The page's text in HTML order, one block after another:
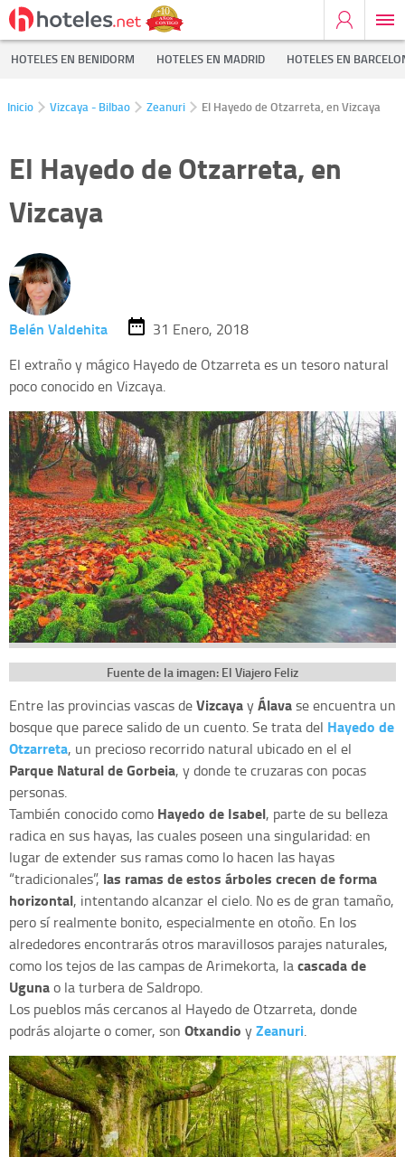
HOTELES EN BENIDORM HOTELES EN MADRID HOTELES EN
Inicio Vizcaya - Bilbao Zeanuri El Hayedo de Otzarreta, en Vizcaya
El Hayedo de Otzarreta, en
Vizcaya
Belén Valdehita
31 Enero, 2018
El extraño y mágico Hayedo de Otzarreta es un tesoro natural
poco conocido en Vizcaya.
Fuente de la imagen: El Viajero Feliz
Entre las provincias vascas deVizcayayÁlavase encuentra un
bosque que parece salido de un cuento. Se trata del Hayedo de
Otzarreta, un precioso recorrido natural ubicado en el el
Parque Natural de Gorbeia, y donde te cruzaras con pocas
personas.
También conocido como Hayedo de Isabel, parte de su belleza
radica en sus hayas, las cuales poseen una singularidad: en
lugar de extender sus ramas como lo hacen las hayas
“tradicionales”, las ramas de estos árboles crecen de forma
horizontal, intentando alcanzar el cielo. No es de gran tamaño,
pero sí realmente bonito, especialmente en otoño. En los
alrededores encontrarás otros maravillosos parajes naturales,
como los tejos de las campas de Arimekorta, lacascada de
Ugunao la turbera de Saldropo.
Los pueblos más cercanos al Hayedo de Otzarreta, donde
podrás alojarte o comer, son Otxandio yZeanuri.